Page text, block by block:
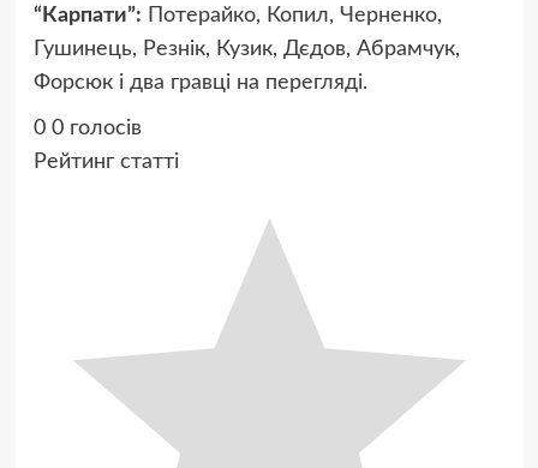
“Карпати”: Потерайко, Копил, Черненко,
Гушинець, Резнік, Кузик, Дєдов, Абрамчук,
Форсюк і два гравці на перегляді.
0 0 голосів
Рейтинг статті